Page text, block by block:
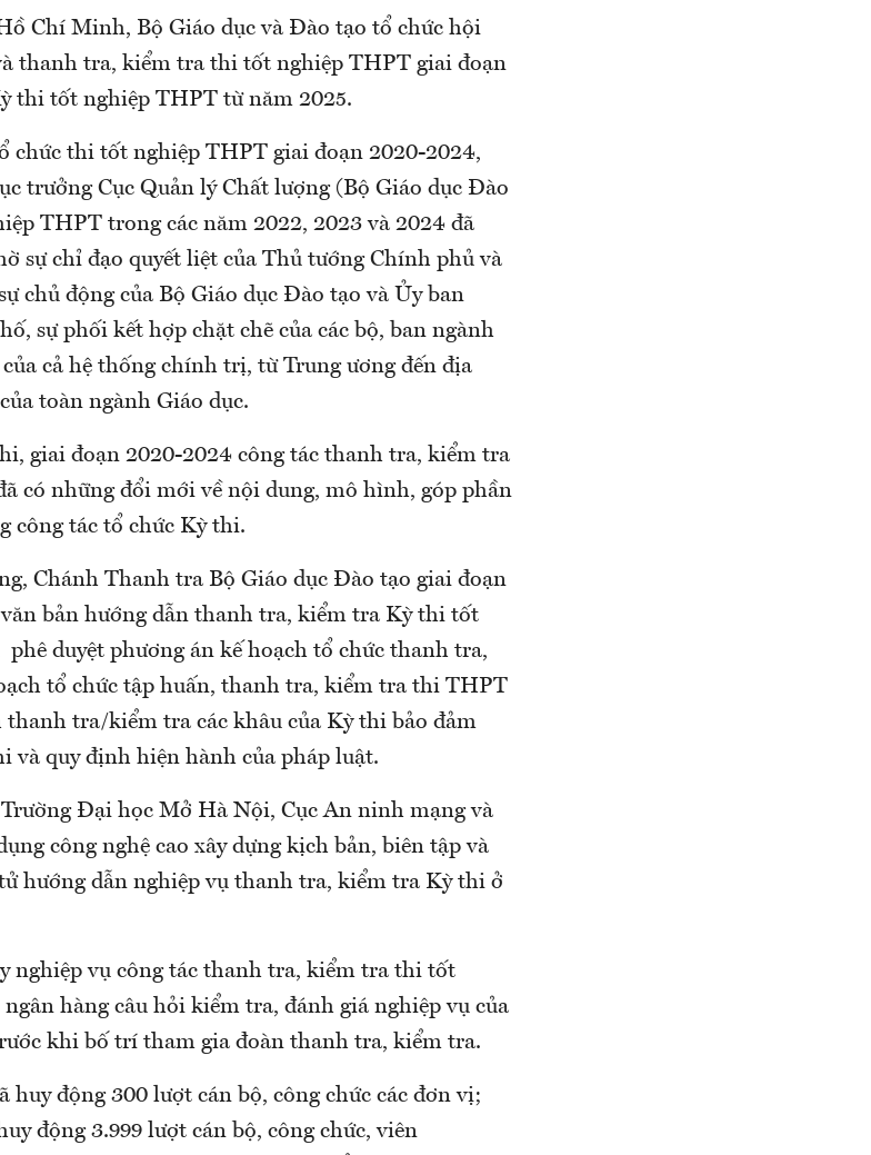
Chí Minh, Bộ Giáo dục và Đào tạo tổ chức hội
thanh tra, kiểm tra thi tốt nghiệp THPT giai đoạn
thi tốt nghiệp THPT từ năm 2025.
chức thi tốt nghiệp THPT giai đoạn 2020-2024,
trưởng Cục Quản lý Chất lượng (Bộ Giáo dục Đào
THPT trong các năm 2022, 2023 và 2024 đã
sự chỉ đạo quyết liệt của Thủ tướng Chính phủ và
chủ động của Bộ Giáo dục Đào tạo và Ủy ban
sự phối kết hợp chặt chẽ của các bộ, ban ngành
cả hệ thống chính trị, từ Trung ương đến địa
toàn ngành Giáo dục.
giai đoạn 2020-2024 công tác thanh tra, kiểm tra
có những đổi mới về nội dung, mô hình, góp phần
công tác tổ chức Kỳ thi.
Chánh Thanh tra Bộ Giáo dục Đào tạo giai đoạn
bản hướng dẫn thanh tra, kiểm tra Kỳ thi tốt
duyệt phương án kế hoạch tổ chức thanh tra,
tổ chức tập huấn, thanh tra, kiểm tra thi THPT
thanh tra/kiểm tra các khâu của Kỳ thi bảo đảm
và quy định hiện hành của pháp luật.
Đại học Mở Hà Nội, Cục An ninh mạng và
công nghệ cao xây dựng kịch bản, biên tập và
hướng dẫn nghiệp vụ thanh tra, kiểm tra Kỳ thi ở
nghiệp vụ công tác thanh tra, kiểm tra thi tốt
hàng câu hỏi kiểm tra, đánh giá nghiệp vụ của
khi bố trí tham gia đoàn thanh tra, kiểm tra.
huy động 300 lượt cán bộ, công chức các đơn vị;
động 3.999 lượt cán bộ, công chức, viên